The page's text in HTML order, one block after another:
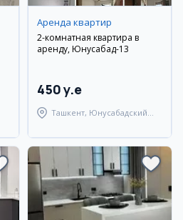
Аренда квартир
2-комнатная квартира в
аренду, Юнусабад-13
450 y.e
Ташкент, Юнусабадский